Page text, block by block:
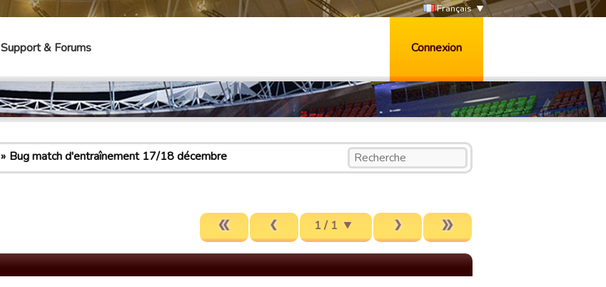
Français
Support & Forums Connexion
Bug match d'entraînement 17/18 décembre
1 / 1